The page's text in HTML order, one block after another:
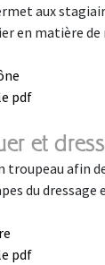
aux
en matière
pdf
et
troupeau afin
du dressage
pdf